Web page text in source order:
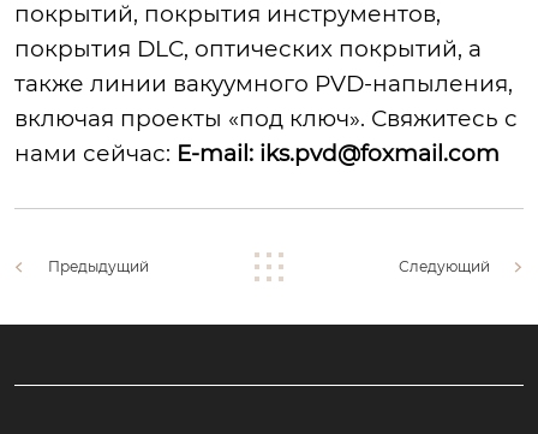
покрытий, покрытия инструментов,
покрытия DLC, оптических покрытий, а
также линии вакуумного PVD-напыления,
включая проекты «под ключ». Свяжитесь с
нами сейчас: E-mail: iks.pvd@foxmail.com
Предыдущий Следующий